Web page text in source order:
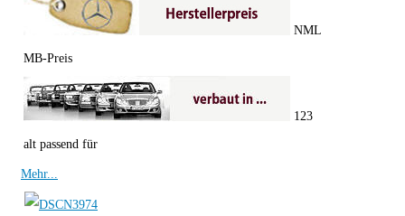
MB-Preis
NML
alt passend für
123
Mehr...